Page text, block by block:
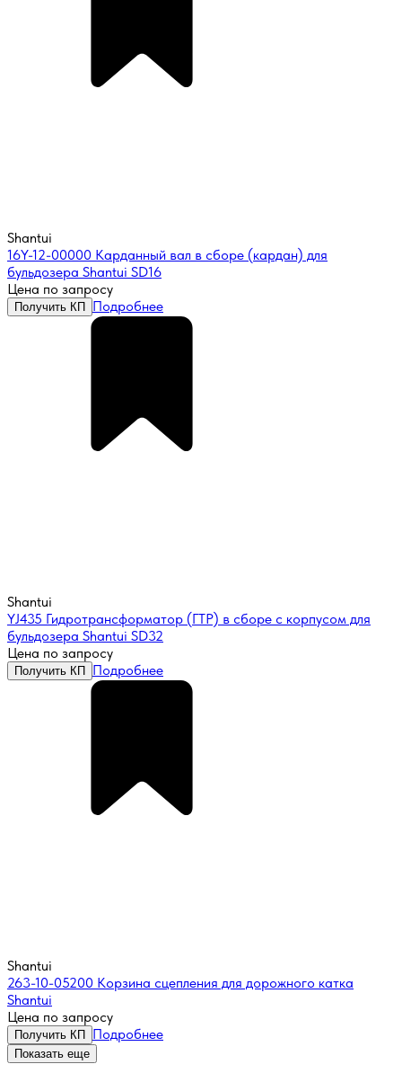
Shantui
16Y-12-00000 Карданный вал в сборе (кардан) для
бульдозера Shantui SD16
Цена по запросу
Получить КП Подробнее
Shantui
YJ435 Гидротрансформатор (ГТР) в сборе с корпусом для
бульдозера Shantui SD32
Цена по запросу
Получить КП Подробнее
Shantui
263-10-05200 Корзина сцепления для дорожного катка
Shantui
Цена по запросу
Получить КП Подробнее
Показать еще